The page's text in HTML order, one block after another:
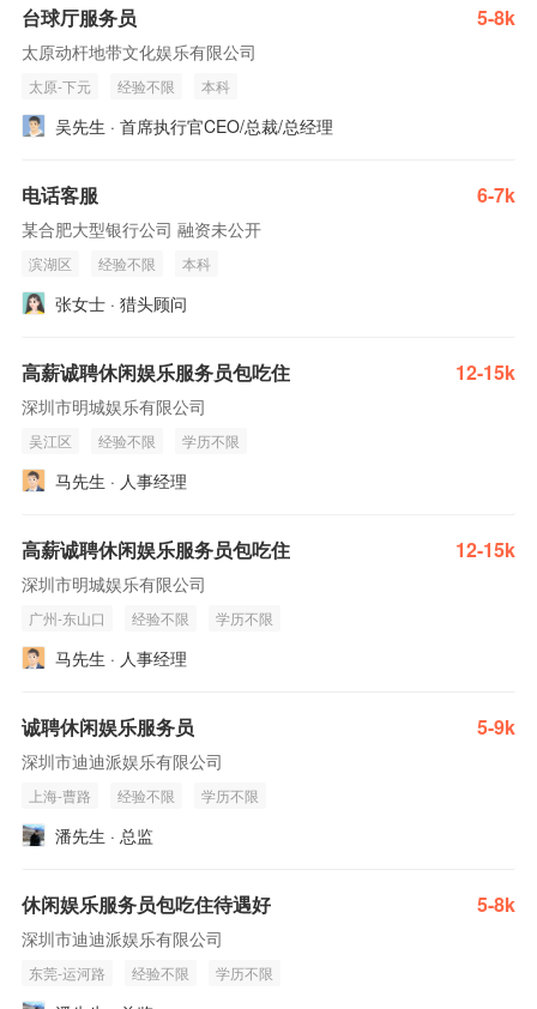
台球厅服务员 5-8k
太原动杆地带文化娱乐有限公司
太原-下元 经验不限 本科
吴先生 · 首席执行官CEO/总裁/总经理
电话客服 6-7k
某合肥大型银行公司 融资未公开
滨湖区 经验不限 本科
张女士 · 猎头顾问
高薪诚聘休闲娱乐服务员包吃住 12-15k
深圳市明城娱乐有限公司
吴江区 经验不限 学历不限
马先生 · 人事经理
高薪诚聘休闲娱乐服务员包吃住 12-15k
深圳市明城娱乐有限公司
广州-东山口 经验不限 学历不限
马先生 · 人事经理
诚聘休闲娱乐服务员 5-9k
深圳市迪迪派娱乐有限公司
上海-曹路 经验不限 学历不限
潘先生 · 总监
休闲娱乐服务员包吃住待遇好 5-8k
深圳市迪迪派娱乐有限公司
东莞-运河路 经验不限 学历不限